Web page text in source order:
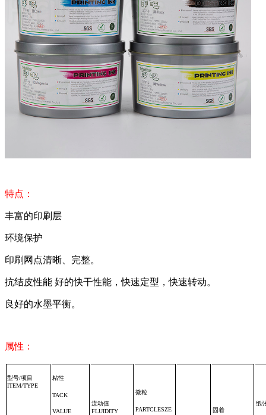
特点：
丰富的印刷层
环境保护
印刷网点清晰、完整。
抗结皮性能 好的快干性能，快速定型，快速转动。
良好的水墨平衡。
属性：
型号/项目
ITEM/TYPE
粘性
TACK
VALUE
流动值
FLUIDITY
微粒
PARTCLESZE 固着
纸